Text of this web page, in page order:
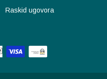
Raskid ugovora